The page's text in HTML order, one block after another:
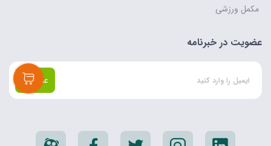
مکمل ورزشی
عضویت در خبرنامه
عضویت